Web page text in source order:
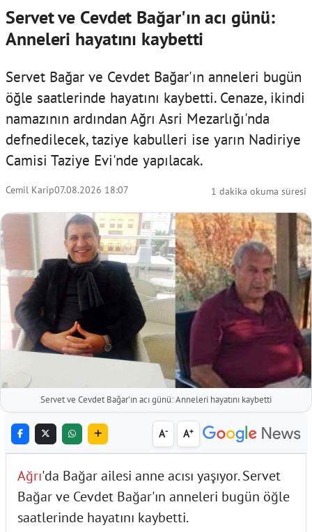
Servet ve Cevdet Bağar'ın acı günü:
Anneleri hayatını kaybetti
Servet Bağar ve Cevdet Bağar'ın anneleri bugün
öğle saatlerinde hayatını kaybetti. Cenaze, ikindi
namazının ardından Ağrı Asri Mezarlığı'nda
defnedilecek, taziye kabulleri ise yarın Nadiriye
Camisi Taziye Evi'nde yapılacak.
Cemil Karip07.08.2026 18:07 1 dakika okuma süresi
Servet ve Cevdet Bağar'ın acı günü: Anneleri hayatını kaybetti
A- A+
Ağrı'da Bağar ailesi anne acısı yaşıyor. Servet
Bağar ve Cevdet Bağar'ın anneleri bugün öğle
saatlerinde hayatını kaybetti.